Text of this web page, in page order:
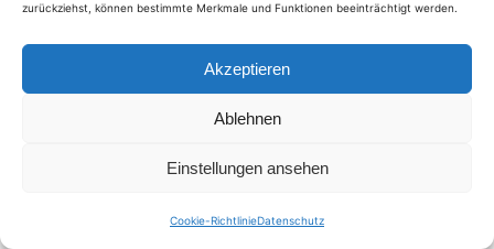
zurückziehst, können bestimmte Merkmale und Funktionen beeinträchtigt werden.
Akzeptieren
Ablehnen
Einstellungen ansehen
Cookie-RichtlinieDatenschutz